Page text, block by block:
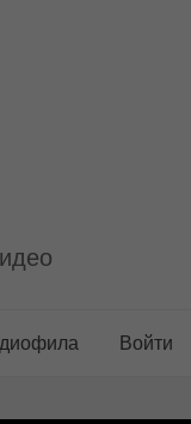
Войти